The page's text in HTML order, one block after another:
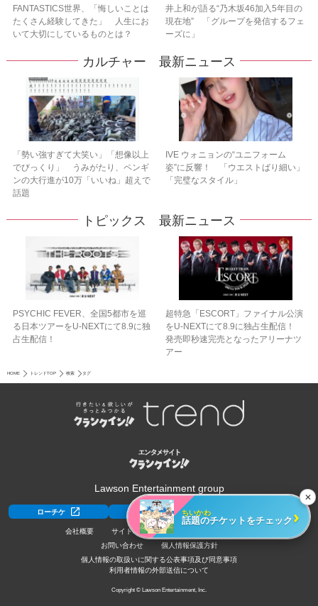
✕
ちいかわ
話題のチケットをチェック ›
FANTASTICS世界、「悔しいことは
たくさん経験してきた」 人生にお
いて大切にしているものとは？
井上和が語る“乃木坂46加入5年目の
現在地” 「グループを発信するフェ
ーズに」
カルチャー 最新ニュース
「勢い強すぎて大笑い」「想像以上
でびっくり」 うみがたり、ペンギ
ンの大行進が10万「いいね」超えで
話題
IVE ウォニョンの“ユニフォーム
姿”に反響！ 「ウエストばり細い」
「完璧なスタイル」
トピックス 最新ニュース
PSYCHIC FEVER、全国5都市を巡
る日本ツアーをU‐NEXTにて8.9に独
占生配信！
超特急「ESCORT」ファイナル公演
をU-NEXTにて8.9に独占生配信！
発売即秒速完売となったアリーナツ
アー
HOME トレンドTOP 検索 タグ
Lawson Entertainment group
ローチケ ローチケ[旅行]
会社概要 サイトポリシー
お問い合わせ
個人情報保護方針
個人情報の取扱いに関する公表事項及び同意事項
利用者情報の外部送信について
Copyright © Lawson Entertainment, Inc.